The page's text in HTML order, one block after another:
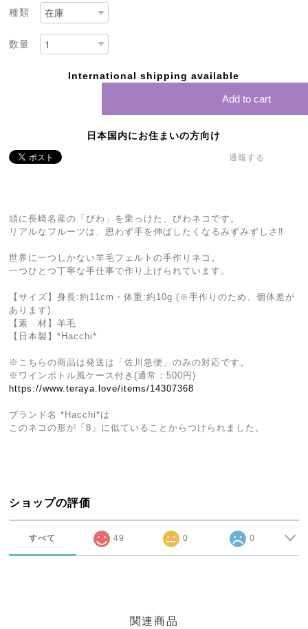
種類
数量
International shipping available
Add to cart
日本国内にお住まいの方向け
通報する
頭に長崎名産の「びわ」を乗っけた、びわネコです。
リアルなフルーツは、思わず手を伸ばしたくなるみずみずしさ‼
世界に一つしかない羊毛フェルトの手作りネコ。
一つひとつ丁寧な手仕事で作り上げられています。
【サイズ】身長:約11cm・体重:約10g (※手作りのため、個体差が
あります)
【素 材】羊毛
【日本製】*Hacchi*
※こちらの商品は発送は「佐川急便」のみの対応です。
※ワインボトル風ケース付き(通常：500円)
https://www.teraya.love/items/14307368
ブランド名 *Hacchi*は
このネコの形が「8」に似ていることからつけられました。
ショップの評価
すべて 49 0 0
関連商品